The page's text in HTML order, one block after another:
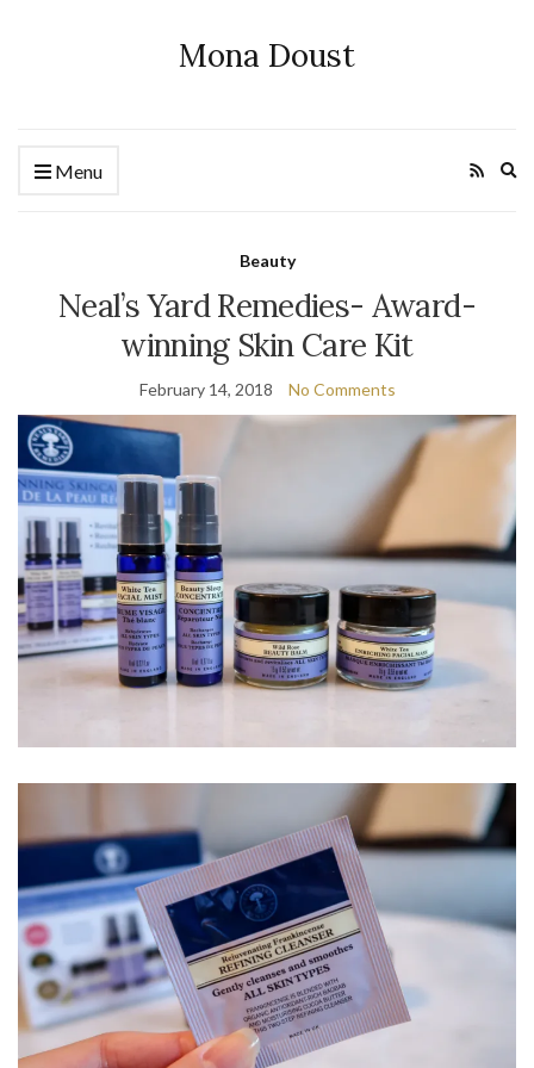
Mona Doust
Menu
Beauty
Neal’s Yard Remedies- Award-
winning Skin Care Kit
February 14, 2018 No Comments